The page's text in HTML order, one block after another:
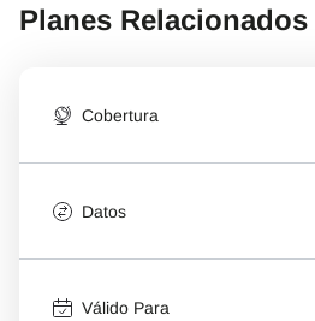
Planes Relacionados
Cobertura
Datos
Válido Para